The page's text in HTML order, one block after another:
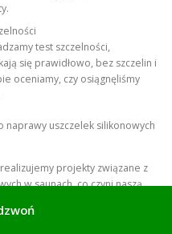
test szczelności,
się prawidłowo, bez szczelin i
oceniamy, czy osiągnęliśmy
naprawy uszczelek silikonowych
projekty związane z
w saunach, co czyni naszą
aby ograniczyć straty energii i